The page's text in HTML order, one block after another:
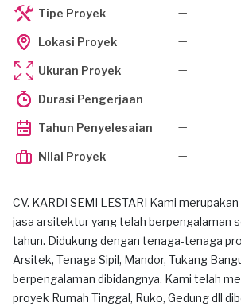
Tipe Proyek —
Lokasi Proyek —
Ukuran Proyek —
Durasi Pengerjaan —
Tahun Penyelesaian —
Nilai Proyek —
CV. KARDI SEMI LESTARI Kami
jasa arsitektur yang telah berpengalaman
tahun. Didukung dengan tenaga-tenaga
Arsitek, Tenaga Sipil, Mandor, Tukang
berpengalaman dibidangnya. Kami telah
proyek Rumah Tinggal, Ruko, Gedung dll